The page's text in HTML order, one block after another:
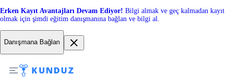
Erken Kayıt Avantajları Devam Ediyor! Bilgi almak ve geç kalmadan kayıt
olmak için şimdi eğitim danışmanına bağlan ve bilgi al.
Danışmana Bağlan